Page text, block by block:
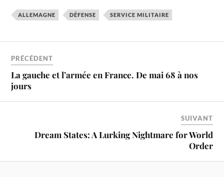
ALLEMAGNE DÉFENSE SERVICE MILITAIRE
PRÉCÉDENT
La gauche et l’armée en France. De mai 68 à nos
jours
SUIVANT
Dream States: A Lurking Nightmare for World
Order